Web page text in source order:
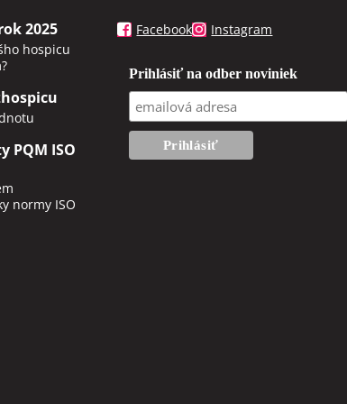
2025
hospicu
PQM ISO
normy ISO
Facebook Instagram
Prihlásiť na odber noviniek